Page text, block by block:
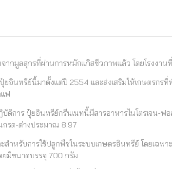
จากมูลสุกรที่ผ่านการหมักแก๊สชีวภาพแล้ว โดยโรงง
ยอินทรีย์นี้มาตั้งแต่ปี 2554 และส่งเสริมให้เกษตรกรที่
ฟ
บัติการ ปุ๋ยอินทรีย์กรีนเนทนี้มีสารอาหารไนโตรเจน-
กรด-ด่างประมาณ 8.97
ำหรับการใช้ปลูกพืชในระบบเกษตรอินทรีย์ โดยเฉพ
ยมีขนาดบรรจุ 700 กรัม